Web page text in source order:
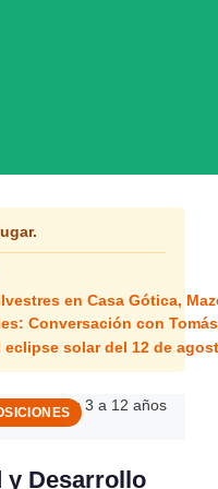
en Casa Gótica,
Conversación con
eclipse solar del 12 de
y Desarrollo